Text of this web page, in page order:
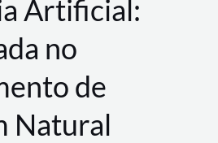
Artificial:
no
de
Natural